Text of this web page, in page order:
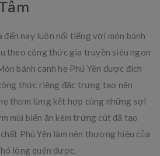
đến nay luôn nổi tiếng với món bánh
theo công thức gia truyền siêu ngon
bánh canh hẹ Phú Yên được đích
thức riêng đặc trưng tạo nên
thơm lừng kết hợp cùng những sợi
mùi biển ăn kèm trứng cút đã tạo
Phú Yên làm nên thương hiệu của
lòng quên được.